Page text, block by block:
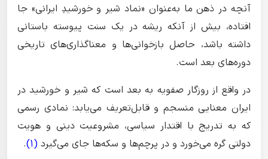
آنچه در ذهن ما به‌عنوان «نماد شیر و خورشیدِ ایرانی» جا
افتاده، بیش از آنکه ریشه در یک سنت پیوسته باستانی
داشته باشد، حاصل بازخوانی‌ها و معناگذاری‌های تاریخی
دوره‌های بعد است.
در واقع از روزگار صفویه به بعد است که شیر و خورشید در
ایران معنایی منسجم و قابل‌تعریف می‌یابد: نمادی رسمی
که به تدریج با اقتدار سیاسی، مشروعیت دینی و هویت
دولتی گره می‌خورد و در پرچم‌ها و سکه‌ها جای می‌گیرد (1)
.